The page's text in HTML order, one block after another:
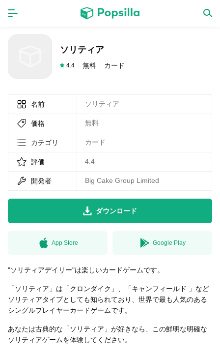
LINE無料スタンプ
無料猫ミーム
ソリティア
4.4 無料 カード
名前 ソリティア
価格 無料
カテゴリ カード
評価 4.4
開発者 Big Cake Group Limited
ダウンロード
App Store Google Play
"ソリティアデイリー"は楽しいカードゲームです。
「ソリティア」は「クロンダイク」、「キャンフィールド 」など
ソリティアタイプとしても知られており、世界で最も人気のある
シングルプレイヤーカードゲームです。
あなたは古典的な「ソリティア」が好きなら、この鮮明な明確な
ソリティアゲームを体験してください。